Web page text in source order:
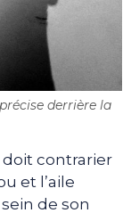
derrière la
contrarier
et l’aile
de son